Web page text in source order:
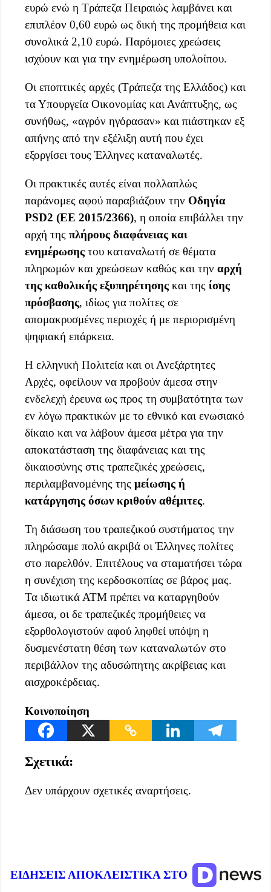
ευρώ ενώ η Τράπεζα Πειραιώς λαμβάνει και
επιπλέον 0,60 ευρώ ως δική της προμήθεια και
συνολικά 2,10 ευρώ. Παρόμοιες χρεώσεις
ισχύουν και για την ενημέρωση υπολοίπου.
Οι εποπτικές αρχές (Τράπεζα της Ελλάδος) και
τα Υπουργεία Οικονομίας και Ανάπτυξης, ως
συνήθως, «αγρόν ηγόρασαν» και πιάστηκαν εξ
απήνης από την εξέλιξη αυτή που έχει
εξοργίσει τους Έλληνες καταναλωτές.
Οι πρακτικές αυτές είναι πολλαπλώς
παράνομες αφού παραβιάζουν την Οδηγία
PSD2 (ΕΕ 2015/2366), η οποία επιβάλλει την
αρχή της πλήρους διαφάνειας και
ενημέρωσης του καταναλωτή σε θέματα
πληρωμών και χρεώσεων καθώς και την αρχή
της καθολικής εξυπηρέτησης και της ίσης
πρόσβασης, ιδίως για πολίτες σε
απομακρυσμένες περιοχές ή με περιορισμένη
ψηφιακή επάρκεια.
Η ελληνική Πολιτεία και οι Ανεξάρτητες
Αρχές, οφείλουν να προβούν άμεσα στην
ενδελεχή έρευνα ως προς τη συμβατότητα των
εν λόγω πρακτικών με το εθνικό και ενωσιακό
δίκαιο και να λάβουν άμεσα μέτρα για την
αποκατάσταση της διαφάνειας και της
δικαιοσύνης στις τραπεζικές χρεώσεις,
περιλαμβανομένης της μείωσης ή
κατάργησης όσων κριθούν αθέμιτες.
Τη διάσωση του τραπεζικού συστήματος την
πληρώσαμε πολύ ακριβά οι Έλληνες πολίτες
στο παρελθόν. Επιτέλους να σταματήσει τώρα
η συνέχιση της κερδοσκοπίας σε βάρος μας.
Τα ιδιωτικά ΑΤΜ πρέπει να καταργηθούν
άμεσα, οι δε τραπεζικές προμήθειες να
εξορθολογιστούν αφού ληφθεί υπόψη η
δυσμενέστατη θέση των καταναλωτών στο
περιβάλλον της αδυσώπητης ακρίβειας και
αισχροκέρδειας.
Κοινοποίηση
Σχετικά:
Δεν υπάρχουν σχετικές αναρτήσεις.
ΕΙΔΗΣΕΙΣ ΑΠΟΚΛΕΙΣΤΙΚΑ ΣΤΟ